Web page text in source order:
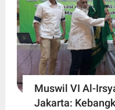
Muswil VI Al-
Jakarta: